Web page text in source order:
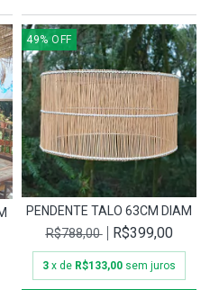
49% OFF
PENDENTE TALO 63CM DIAM
R$788,00
R$399,00
3 x de R$133,00 sem juros